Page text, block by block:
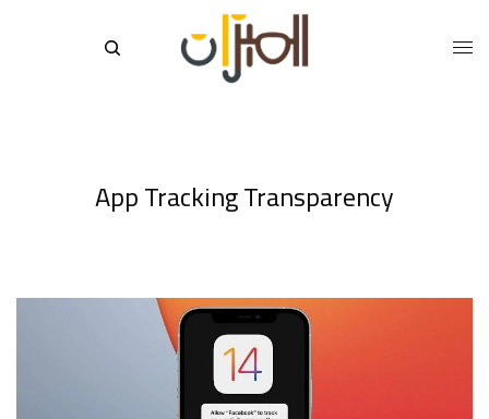
App Tracking Transparency